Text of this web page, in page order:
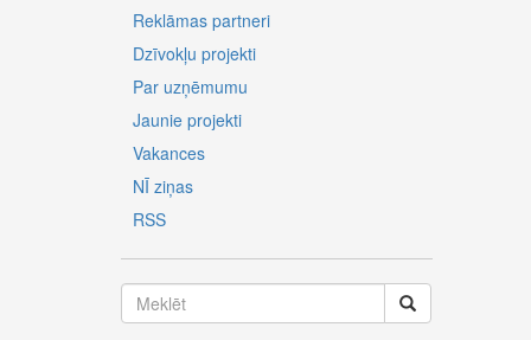
Reklāmas partneri
Dzīvokļu projekti
Par uzņēmumu
Jaunie projekti
Vakances
NĪ ziņas
RSS